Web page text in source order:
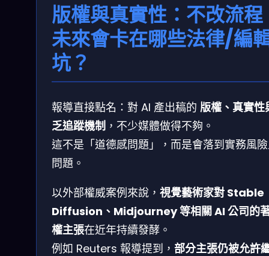
版權與真實性：不改流程
未來會卡在哪些法律/編
坑？
報導直接點名：對 AI 產出稿的 版權、真實性
乏追蹤機制 ，不少媒體做得不夠。
這不是「道德感問題」，而是會落到實務風
問題。
以外部權威案例來說， 視覺藝術家對 Stable
Diffusion、Midjourney 等相關 AI 公司的
權主張在近年持續發酵。
例如 Reuters 報導提到， 部分主張仍被允許